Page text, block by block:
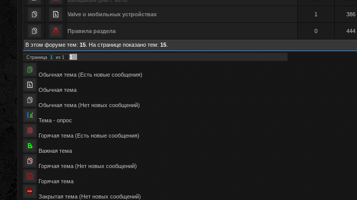
Valve о мобильных устройствах 1 386
Правила раздела 0 444
В этом форуме тем: 15 . На странице показано тем: 15
Страница 1 из 1 1
Обычная тема (Есть новые сообщения)
Обычная тема
Обычная тема (Нет новых сообщений)
Тема - опрос
Горячая тема (Есть новые сообщения)
Важная тема
Горячая тема (Нет новых сообщений)
Горячая тема
Закрытая тема (Нет новых сообщений)